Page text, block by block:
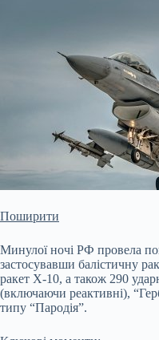
Поширити
Минулої ночі РФ провела
застосувавши балістичну
ракет Х-10, а також 290
(включаючи реактивні),
типу “Пародія”.